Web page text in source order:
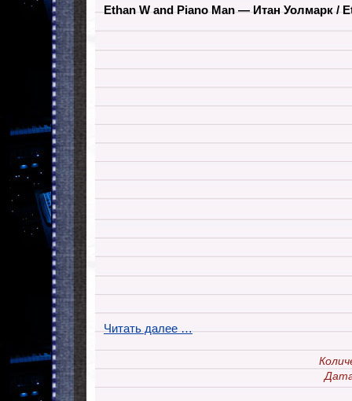
Ethan W and Piano Man — Итан Уолмарк /
Читать далее …